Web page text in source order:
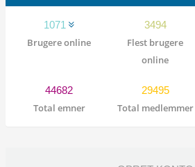
1071
Brugere online
3494
Flest brugere
online
44682
Total emner
29495
Total medlemmer